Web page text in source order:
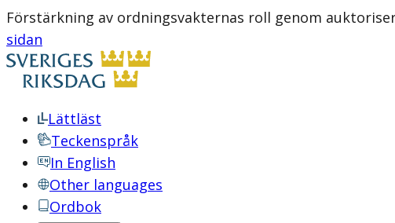
Förstärkning av ordningsvakternas roll genom
sidan
Lättläst
Teckenspråk
In English
Other languages
Ordbok